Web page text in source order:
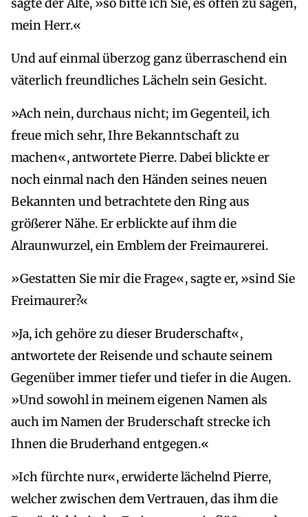
sagte der Alte, »so bitte ich Sie, es offen zu sagen,
mein Herr.«
Und auf einmal überzog ganz überraschend ein
väterlich freundliches Lächeln sein Gesicht.
»Ach nein, durchaus nicht; im Gegenteil, ich
freue mich sehr, Ihre Bekanntschaft zu
machen«, antwortete Pierre. Dabei blickte er
noch einmal nach den Händen seines neuen
Bekannten und betrachtete den Ring aus
größerer Nähe. Er erblickte auf ihm die
Alraunwurzel, ein Emblem der Freimaurerei.
»Gestatten Sie mir die Frage«, sagte er, »sind Sie
Freimaurer?«
»Ja, ich gehöre zu dieser Bruderschaft«,
antwortete der Reisende und schaute seinem
Gegenüber immer tiefer und tiefer in die Augen.
»Und sowohl in meinem eigenen Namen als
auch im Namen der Bruderschaft strecke ich
Ihnen die Bruderhand entgegen.«
»Ich fürchte nur«, erwiderte lächelnd Pierre,
welcher zwischen dem Vertrauen, das ihm die